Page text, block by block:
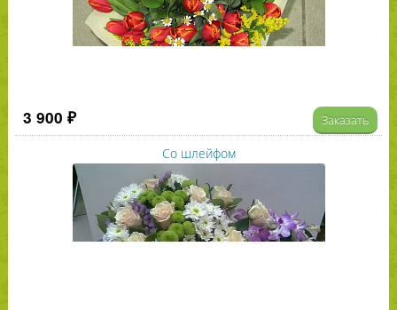
3 900 ₽ Заказать
Со шлейфом